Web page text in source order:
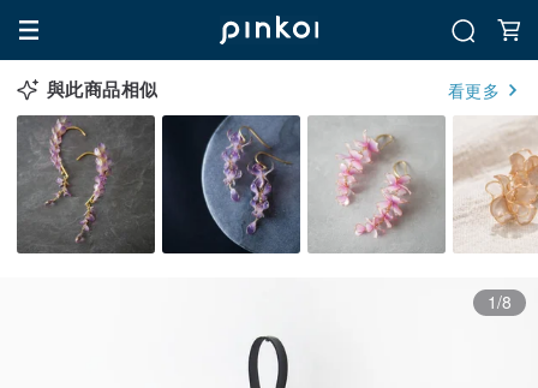
與此商品相似 看更多
1/8